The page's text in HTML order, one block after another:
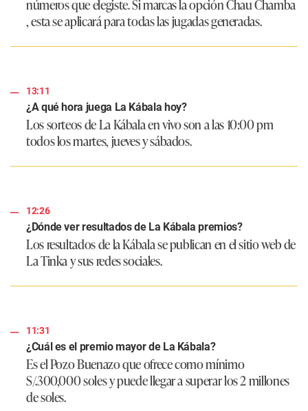
números que elegiste. Si marcas la opción Chau Chamba
, esta se aplicará para todas las jugadas generadas.
13:11
¿A qué hora juega La Kábala hoy?
Los sorteos de La Kábala en vivo son a las 10:00 pm
todos los martes, jueves y sábados.
12:26
¿Dónde ver resultados de La Kábala premios?
Los resultados de la Kábala se publican en el sitio web de
La Tinka y sus redes sociales.
11:31
¿Cuál es el premio mayor de La Kábala?
Es el Pozo Buenazo que ofrece como mínimo
S/.300,000 soles y puede llegar a superar los 2 millones
de soles.